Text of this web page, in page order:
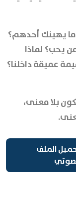
يهينك أحدهم؟
يحب؟ لماذا
عميقة داخلنا؟
بلا معنى،
الملف